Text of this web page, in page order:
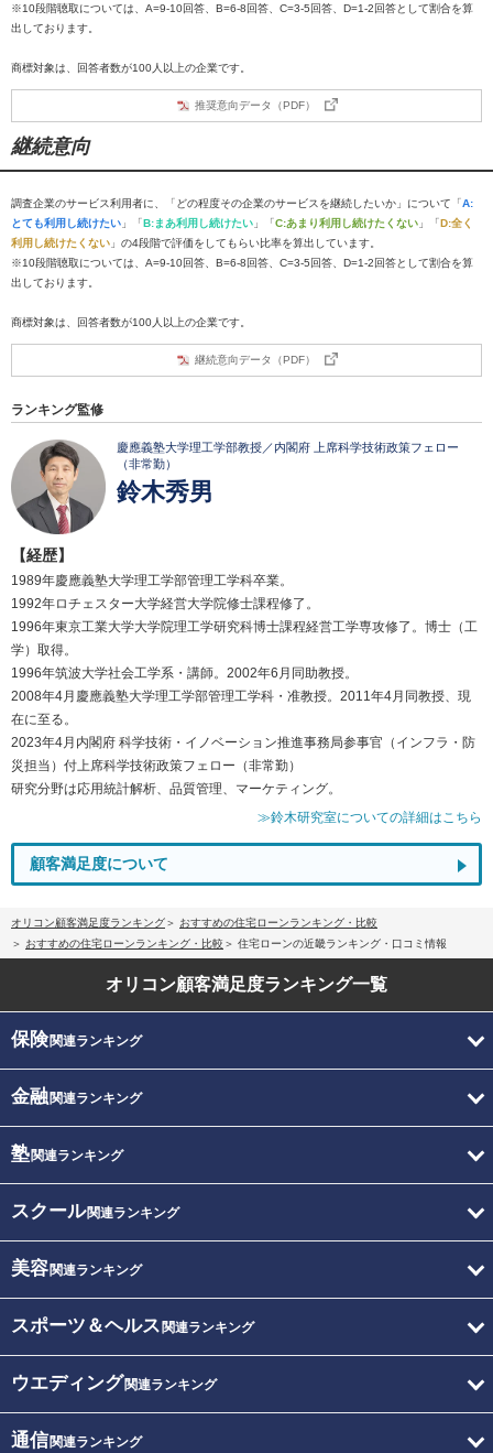
※10段階聴取については、A=9-10回答、B=6-8回答、C=3-5回答、D=1-2回答として割合を算
出しております。
商標対象は、回答者数が100人以上の企業です。
推奨意向データ（PDF）
継続意向
調査企業のサービス利用者に、「どの程度その企業のサービスを継続したいか」について「A:
とても利用し続けたい 」「B:まあ利用し続けたい 」「C:あまり利用し続けたくない 」「D:全く
利用し続けたくない 」の4段階で評価をしてもらい比率を算出しています。
※10段階聴取については、A=9-10回答、B=6-8回答、C=3-5回答、D=1-2回答として割合を算
出しております。
商標対象は、回答者数が100人以上の企業です。
継続意向データ（PDF）
ランキング監修
慶應義塾大学理工学部教授／内閣府 上席科学技術政策フェロー
（非常勤）
鈴木秀男
【経歴】
1989年慶應義塾大学理工学部管理工学科卒業。
1992年ロチェスター大学経営大学院修士課程修了。
1996年東京工業大学大学院理工学研究科博士課程経営工学専攻修了。博士（工
学）取得。
1996年筑波大学社会工学系・講師。2002年6月同助教授。
2008年4月慶應義塾大学理工学部管理工学科・准教授。2011年4月同教授、現
在に至る。
2023年4月内閣府 科学技術・イノベーション推進事務局参事官（インフラ・防
災担当）付上席科学技術政策フェロー（非常勤）
研究分野は応用統計解析、品質管理、マーケティング。
≫鈴木研究室についての詳細はこちら
顧客満足度について
オリコン顧客満足度ランキング
おすすめの住宅ローンランキング・比較
おすすめの住宅ローンランキング・比較
住宅ローンの近畿ランキング・口コミ情報
オリコン顧客満足度ランキング一覧
保険関連ランキング
金融関連ランキング
塾関連ランキング
スクール関連ランキング
美容関連ランキング
スポーツ＆ヘルス 関連ランキング
ウエディング関連ランキング
通信関連ランキング